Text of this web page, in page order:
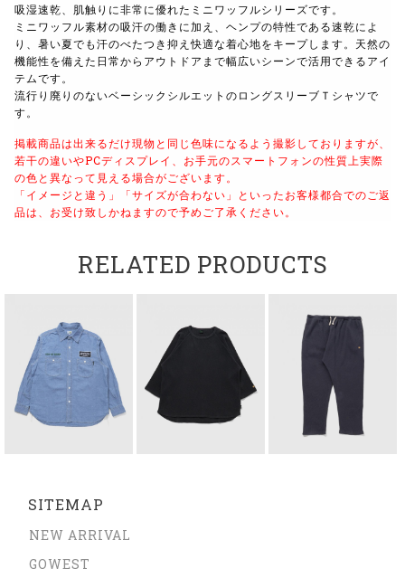
吸湿速乾、肌触りに非常に優れたミニワッフルシリーズです。
ミニワッフル素材の吸汗の働きに加え、ヘンプの特性である速乾によ
り、暑い夏でも汗のべたつき抑え快適な着心地をキープします。 天然の
機能性を備えた日常からアウトドアまで幅広いシーンで活用できるアイ
テムです。
流行り廃りのないベーシックシルエットのロングスリーブＴシャツで
す。
掲載商品は出来るだけ現物と同じ色味になるよう撮影しておりますが、
若干の違いやPCディスプレイ、お手元のスマートフォンの性質上実際
の色と異なって見える場合がございます。
「イメージと違う」「サイズが合わない」といったお客様都合でのご返
品は、お受け致しかねますので予めご了承ください。
RELATED PRODUCTS
SITEMAP
NEW ARRIVAL
GOWEST